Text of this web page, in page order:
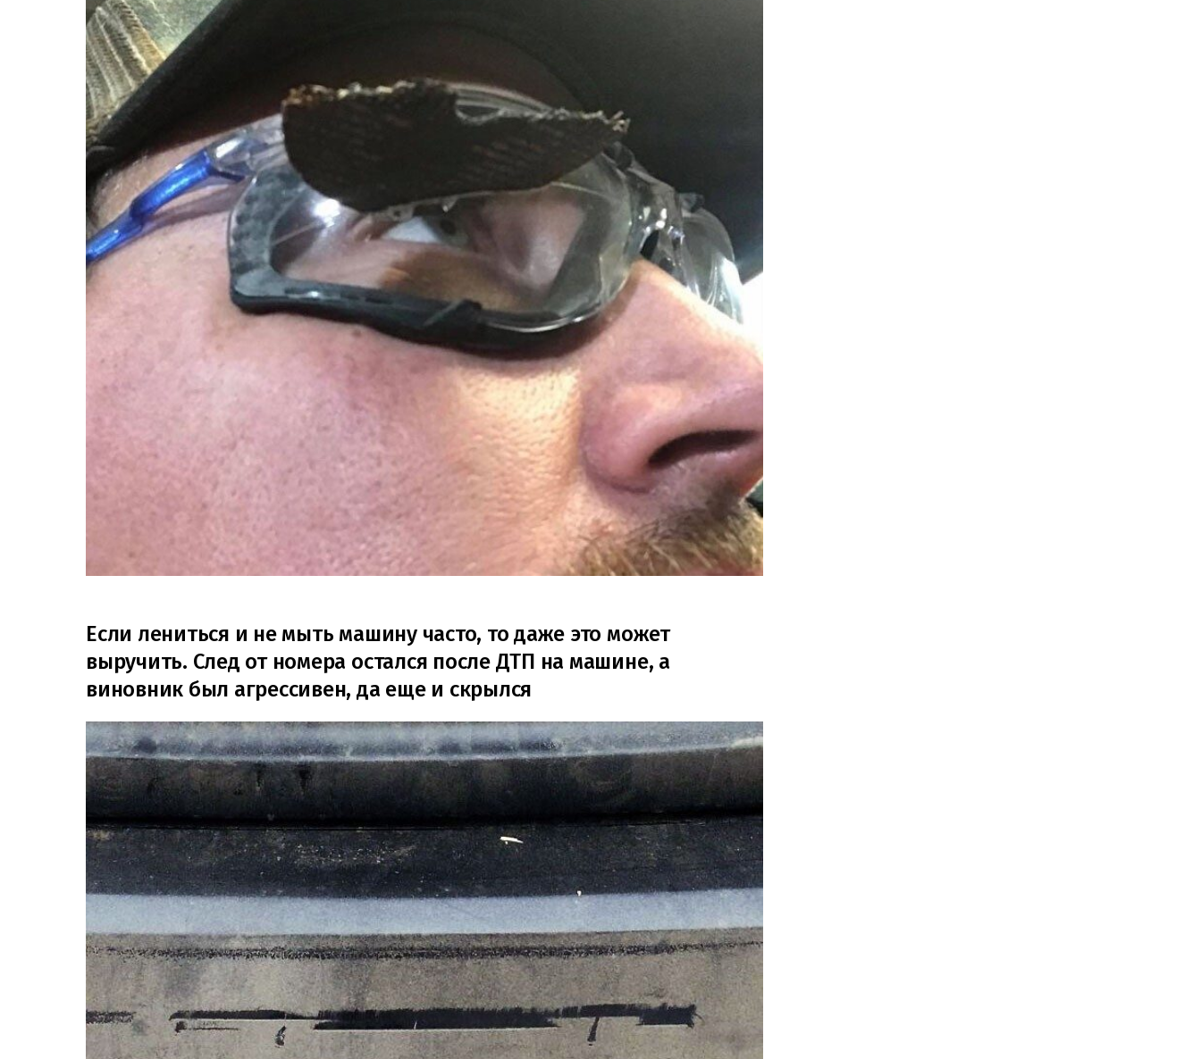
Если лениться и не мыть машину часто, то даже это может
выручить. След от номера остался после ДТП на машине, а
виновник был агрессивен, да еще и скрылся